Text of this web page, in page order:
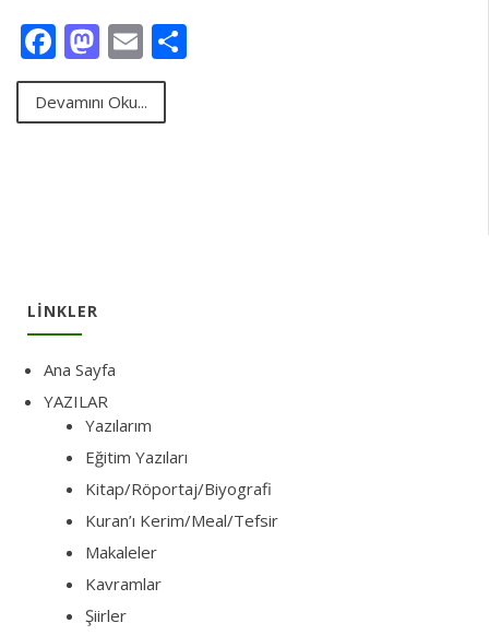
Facebook
Mastodon
Email
Devamını Oku...
LINKLER
Ana Sayfa
YAZILAR
Yazılarım
Eğitim Yazıları
Kitap/Röportaj/Biyografi
Kuran’ı Kerim/Meal/Tefsir
Makaleler
Kavramlar
Şiirler